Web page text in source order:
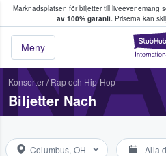
Marknadsplatsen för biljetter till liveevenemang
av 100% garanti. Priserna kan
Meny
köper och säljer
Konserter/Rap och Hip-Hop
Biljetter Nach
Columbus, OH Alla